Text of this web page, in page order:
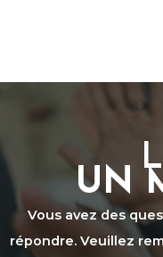
UN
Vous avez des
répondre. Veuillez